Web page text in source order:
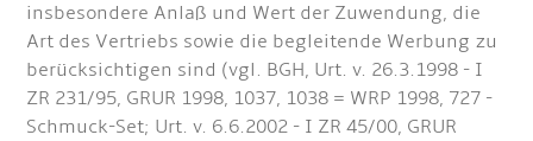
insbesondere Anlaß und Wert der Zuwendung, die
Art des Vertriebs sowie die begleitende Werbung zu
berücksichtigen sind (vgl. BGH, Urt. v. 26.3.1998 - I
ZR 231/95, GRUR 1998, 1037, 1038 = WRP 1998, 727 -
Schmuck-Set; Urt. v. 6.6.2002 - I ZR 45/00, GRUR